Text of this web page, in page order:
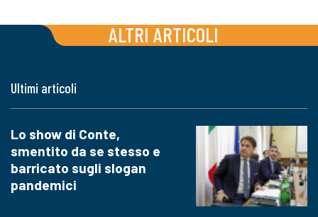
ALTRI ARTICOLI
Ultimi articoli
Lo show di Conte,
smentito da se stesso e
barricato sugli slogan
pandemici